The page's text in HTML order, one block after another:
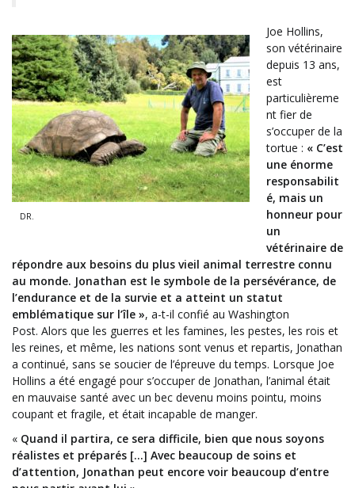
DR.
Joe Hollins,
son vétérinaire
depuis 13 ans,
est
particulièreme
nt fier de
s’occuper de la
tortue : « C’est
une énorme
responsabilit
é, mais un
honneur pour
un
vétérinaire de
répondre aux besoins du plus vieil animal terrestre connu
au monde. Jonathan est le symbole de la persévérance, de
l’endurance et de la survie et a atteint un statut
emblématique sur l’île », a-t-il confié au Washington
Post. Alors que les guerres et les famines, les pestes, les rois et
les reines, et même, les nations sont venus et repartis, Jonathan
a continué, sans se soucier de l’épreuve du temps. Lorsque Joe
Hollins a été engagé pour s’occuper de Jonathan, l’animal était
en mauvaise santé avec un bec devenu moins pointu, moins
coupant et fragile, et était incapable de manger.
« Quand il partira, ce sera difficile, bien que nous soyons
réalistes et préparés […] Avec beaucoup de soins et
d’attention, Jonathan peut encore voir beaucoup d’entre